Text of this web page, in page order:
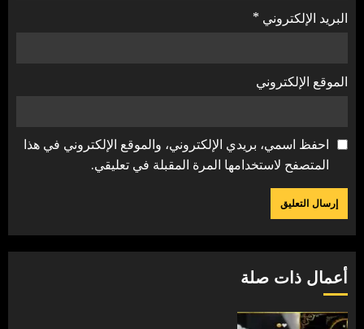
البريد الإلكتروني *
الموقع الإلكتروني
احفظ اسمي، بريدي الإلكتروني، والموقع الإلكتروني في هذا
المتصفح لاستخدامها المرة المقبلة في تعليقي.
أعمال ذات صلة